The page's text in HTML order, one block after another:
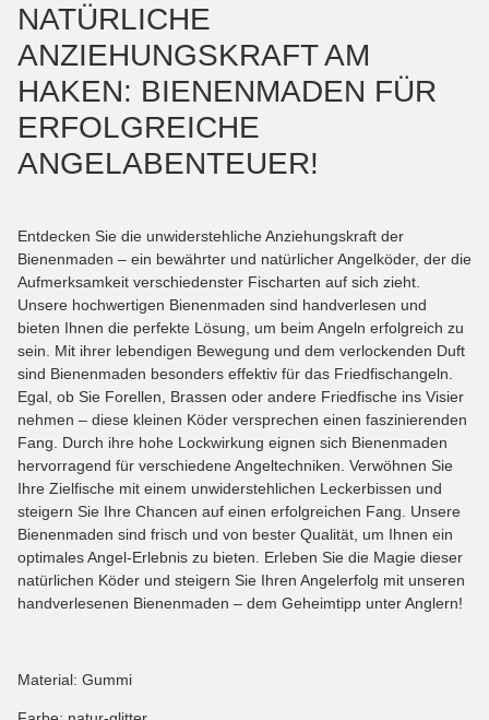
NATÜRLICHE
ANZIEHUNGSKRAFT AM
HAKEN: BIENENMADEN FÜR
ERFOLGREICHE
ANGELABENTEUER!
Entdecken Sie die unwiderstehliche Anziehungskraft der
Bienenmaden – ein bewährter und natürlicher Angelköder, der die
Aufmerksamkeit verschiedenster Fischarten auf sich zieht.
Unsere hochwertigen Bienenmaden sind handverlesen und
bieten Ihnen die perfekte Lösung, um beim Angeln erfolgreich zu
sein. Mit ihrer lebendigen Bewegung und dem verlockenden Duft
sind Bienenmaden besonders effektiv für das Friedfischangeln.
Egal, ob Sie Forellen, Brassen oder andere Friedfische ins Visier
nehmen – diese kleinen Köder versprechen einen faszinierenden
Fang. Durch ihre hohe Lockwirkung eignen sich Bienenmaden
hervorragend für verschiedene Angeltechniken. Verwöhnen Sie
Ihre Zielfische mit einem unwiderstehlichen Leckerbissen und
steigern Sie Ihre Chancen auf einen erfolgreichen Fang. Unsere
Bienenmaden sind frisch und von bester Qualität, um Ihnen ein
optimales Angel-Erlebnis zu bieten. Erleben Sie die Magie dieser
natürlichen Köder und steigern Sie Ihren Angelerfolg mit unseren
handverlesenen Bienenmaden – dem Geheimtipp unter Anglern!
Material: Gummi